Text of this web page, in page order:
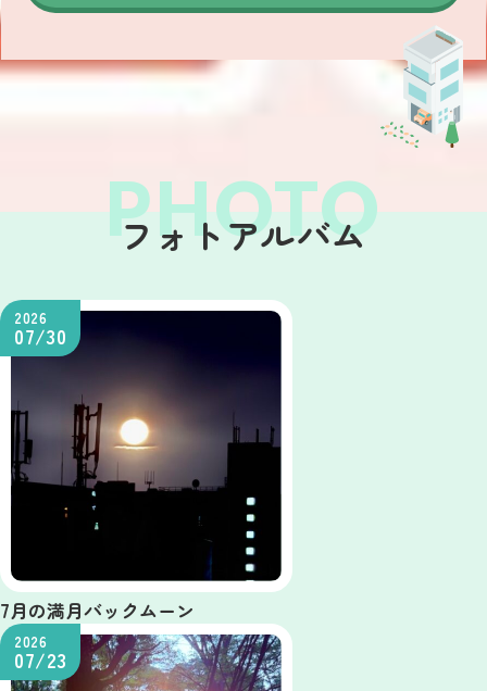
フォトアルバム
7月の満月バックムーン
2026
07/30
2026
07/23